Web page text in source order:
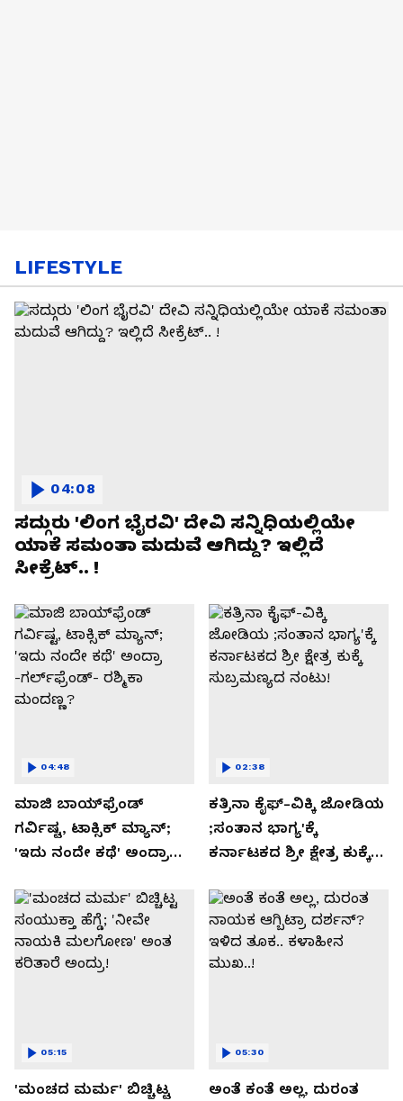
LIFESTYLE
ಸದ್ಗುರು 'ಲಿಂಗ ಭೈರವಿ' ದೇವಿ ಸನ್ನಿಧಿಯಲ್ಲಿಯೇ
ಯಾಕೆ ಸಮಂತಾ ಮದುವೆ ಆಗಿದ್ದು? ಇಲ್ಲಿದೆ
ಸೀಕ್ರೆಟ್.. !
04:08
ಮಾಜಿ ಬಾಯ್‌ಫ್ರೆಂಡ್
ಗರ್ವಿಷ್ಟ, ಟಾಕ್ಸಿಕ್ ಮ್ಯಾನ್;
'ಇದು ನಂದೇ ಕಥೆ' ಅಂದ್ರಾ
ಮಂದಣ್ಣ?
04:48
ಕತ್ರಿನಾ ಕೈಫ್-ವಿಕ್ಕಿ ಜೋಡಿಯ
;ಸಂತಾನ ಭಾಗ್ಯ'ಕ್ಕೆ
ಕರ್ನಾಟಕದ ಶ್ರೀ ಕ್ಷೇತ್ರ ಕುಕ್ಕೆ
02:38
'ಮಂಚದ ಮರ್ಮ' ಬಿಚ್ಚಿಟ್ಟ
05:15
ಅಂತೆ ಕಂತೆ ಅಲ್ಲ, ದುರಂತ
05:30